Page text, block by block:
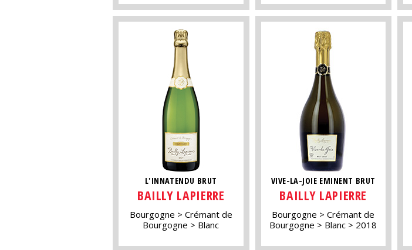
L'INNATENDU BRUT
BAILLY LAPIERRE
Bourgogne
Crémant de
Bourgogne
Blanc
VIVE-LA-JOIE EMINENT BRUT
BAILLY LAPIERRE
Bourgogne
Crémant de
Bourgogne
Blanc 2018